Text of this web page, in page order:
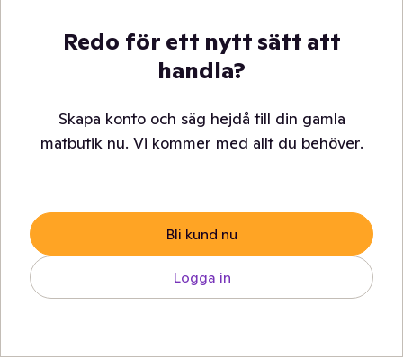
Redo för ett nytt sätt att
handla?
Skapa konto och säg hejdå till din gamla
matbutik nu. Vi kommer med allt du behöver.
Bli kund nu
Logga in